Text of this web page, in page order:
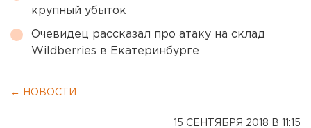
крупный убыток
Очевидец рассказал про атаку на склад
Wildberries в Екатеринбурге
← НОВОСТИ
15 СЕНТЯБРЯ 2018 В 11:15